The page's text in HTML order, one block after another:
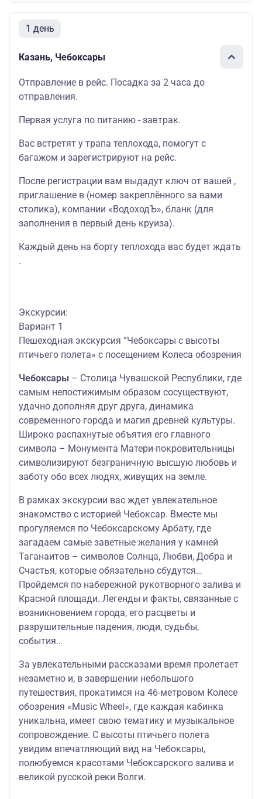
1 день
Казань, Чебоксары
Отправление в рейс. Посадка за 2 часа до
отправления.
Первая услуга по питанию - завтрак.
Вас встретят у трапа теплохода, помогут с
багажом и зарегистрируют на рейс.
После регистрации вам выдадут ключ от вашей ,
приглашение в (номер закреплённого за вами
столика), компании «ВодоходЪ», бланк (для
заполнения в первый день круиза).
Каждый день на борту теплохода вас будет ждать
.
Экскурсии:
Вариант 1
Пешеходная экскурсия “Чебоксары с высоты
птичьего полета» с посещением Колеса обозрения
Чебоксары – Столица Чувашской Республики, где
самым непостижимым образом сосуществуют,
удачно дополняя друг друга, динамика
современного города и магия древней культуры.
Широко распахнутые объятия его главного
символа – Монумента Матери-покровительницы
символизируют безграничную высшую любовь и
заботу обо всех людях, живущих на земле.
В рамках экскурсии вас ждет увлекательное
знакомство с историей Чебоксар. Вместе мы
прогуляемся по Чебоксарскому Арбату, где
загадаем самые заветные желания у камней
Таганаитов – символов Солнца, Любви, Добра и
Счастья, которые обязательно сбудутся…
Пройдемся по набережной рукотворного залива и
Красной площади. Легенды и факты, связанные с
возникновением города, его расцветы и
разрушительные падения, люди, судьбы,
события…
За увлекательными рассказами время пролетает
незаметно и, в завершении небольшого
путешествия, прокатимся на 46-метровом Колесе
обозрения «Music Wheel», где каждая кабинка
уникальна, имеет свою тематику и музыкальное
сопровождение. С высоты птичьего полета
увидим впечатляющий вид на Чебоксары,
полюбуемся красотами Чебоксарского залива и
великой русской реки Волги.